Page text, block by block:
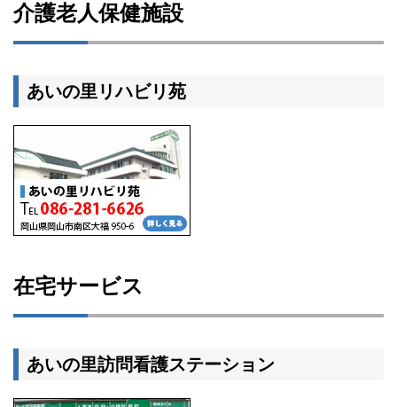
介護老人保健施設
あいの里リハビリ苑
在宅サービス
あいの里訪問看護ステーション